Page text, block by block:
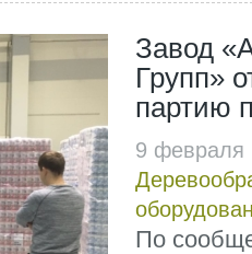
Завод
Групп»
партию
9
По